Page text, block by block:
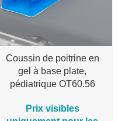
Coussin de poitrine en
gel à base plate,
pédiatrique OT60.56
Prix visibles